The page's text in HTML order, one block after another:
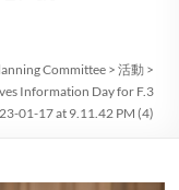
Committee >活動 >
Information Day for F.3
01-17 at 9.11.42 PM (4)